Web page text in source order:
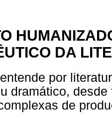
DA
entende por
dramático,
de